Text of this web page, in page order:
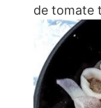
de tomate